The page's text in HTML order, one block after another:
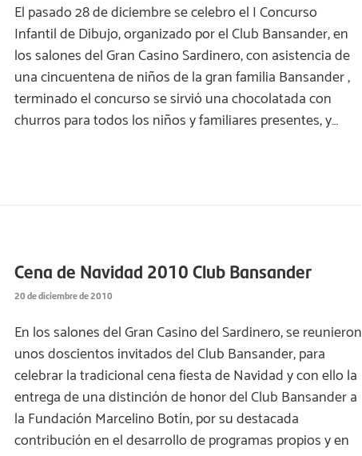
El pasado 28 de diciembre se celebro el I Concurso
Infantil de Dibujo, organizado por el Club Bansander, en
los salones del Gran Casino Sardinero, con asistencia de
una cincuentena de niños de la gran familia Bansander ,
terminado el concurso se sirvió una chocolatada con
churros para todos los niños y familiares presentes, y…
Cena de Navidad 2010 Club Bansander
20 de diciembre de 2010
En los salones del Gran Casino del Sardinero, se reunieron
unos doscientos invitados del Club Bansander, para
celebrar la tradicional cena fiesta de Navidad y con ello la
entrega de una distinción de honor del Club Bansander a
la Fundación Marcelino Botín, por su destacada
contribución en el desarrollo de programas propios y en